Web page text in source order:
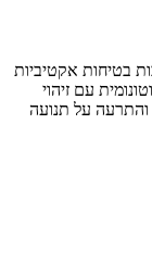
גם מערכות בטיחות אקטיביות
עם זיהוי
והתרעה על תנועה